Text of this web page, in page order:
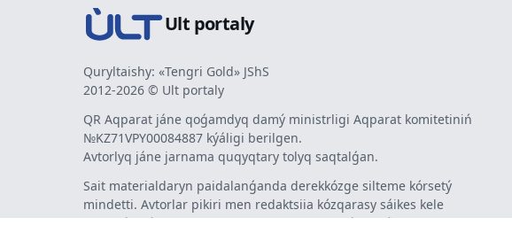
Ult portaly
Quryltaishy: «Tengri Gold» JShS
2012-2026 © Ult portaly
QR Aqparat jáne qoǵamdyq damý ministrligi Aqparat komitetiniń
№KZ71VPY00084887 kýáligi berilgen.
Avtorlyq jáne jarnama quqyqtary tolyq saqtalǵan.
Sait materialdaryn paidalanǵanda derekkózge silteme kórsetý
mindetti. Avtorlar pikiri men redaktsiia kózqarasy sáikes kele
bermeýi múmkin. Jarnama men habarlandyrýlardyń mazmunyna